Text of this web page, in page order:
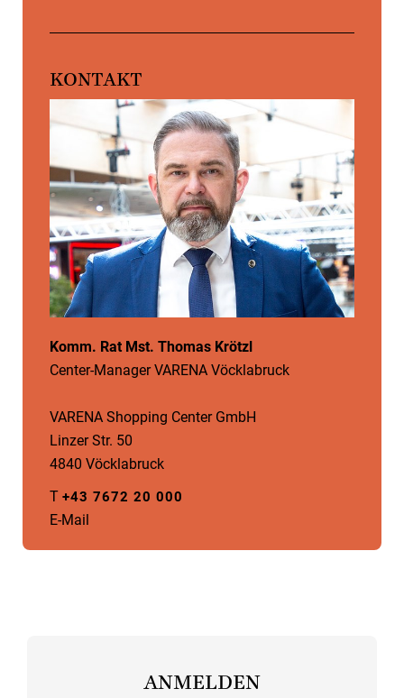
KONTAKT
Komm. Rat Mst. Thomas Krötzl
Center-Manager VARENA Vöcklabruck
VARENA Shopping Center GmbH
Linzer Str. 50
4840 Vöcklabruck
T +43 7672 20 000
E-Mail
ANMELDEN